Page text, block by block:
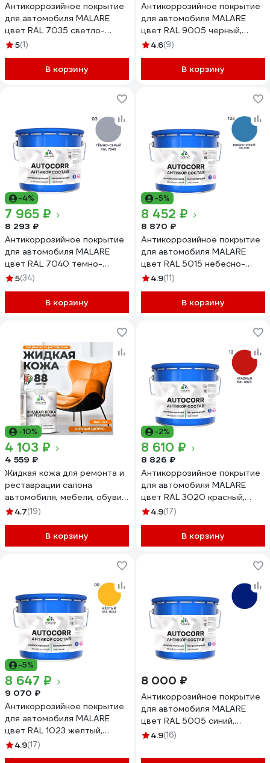
Антикоррозийное покрытие
для автомобиля MALARE
цвет RAL 7035 светло-
серый, матовая, 12,5 кг
5(1)
В корзину
Антикоррозийное покрытие
для автомобиля MALARE
цвет RAL 9005 черный,
матовая, 12,5 кг
4.6(9)
В корзину
-4%
7 965 ₽
8 293 ₽
Антикоррозийное покрытие
для автомобиля MALARE
цвет RAL 7040 темно-
серый, матовая, 12,5 кг
5(34)
В корзину
-5%
8 452 ₽
8 870 ₽
Антикоррозийное покрытие
для автомобиля MALARE
цвет RAL 5015 небесно-
голубой, матовая, 12,5 кг
4.9(11)
В корзину
-10%
4 103 ₽
4 559 ₽
Жидкая кожа для ремонта и
реставрации салона
автомобиля, мебели, обуви и
одежды, быстросохнущая
сочный цитрус MALARE 2 кг
4660504741395
4.7(19)
В корзину
-2%
8 610 ₽
8 826 ₽
Антикоррозийное покрытие
для автомобиля MALARE
цвет RAL 3020 красный,
матовая, 12,5 кг
4.9(17)
В корзину
-5%
8 647 ₽
9 070 ₽
Антикоррозийное покрытие
для автомобиля MALARE
цвет RAL 1023 желтый,
матовая, 12,5 кг
4.9(17)
8 000 ₽
Антикоррозийное покрытие
для автомобиля MALARE
цвет RAL 5005 синий,
матовая, 12,5 кг
4.9(16)